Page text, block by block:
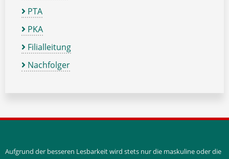
PTA
PKA
Filialleitung
Nachfolger
Aufgrund der besseren Lesbarkeit wird stets nur die maskuline oder die